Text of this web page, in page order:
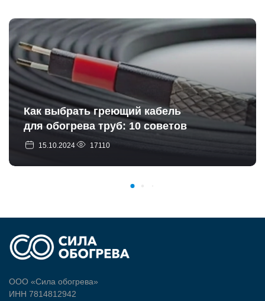
Как выбрать греющий кабель
для обогрева труб: 10 советов
15.10.2024 17110
ООО «Сила обогрева»
ИНН 7814812942